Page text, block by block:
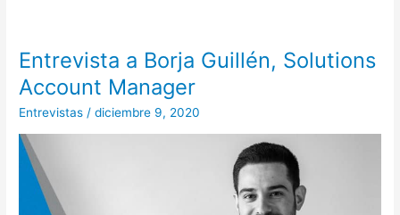
Entrevista a Borja Guillén, Solutions
Account Manager
Entrevistas /diciembre 9, 2020
Entrevista
a
Borja
Guillén,
Solutions
Account
Manager